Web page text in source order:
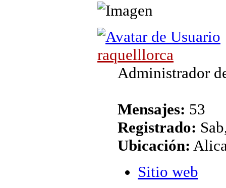
raquelllorca
Administrador
Mensajes: 53
Registrado:
Ubicación:
Sitio web